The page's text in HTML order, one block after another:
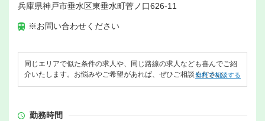
兵庫県神戸市垂水区東垂水町菅ノ口626-11
※お問い合わせください
同じエリアで似た条件の求人や、同じ路線の求人なども喜んでご紹
介いたします。お悩みやご希望があれば、ぜひご相談ください。
無料で相談する
勤務時間